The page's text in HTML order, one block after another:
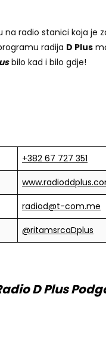
na radio stanici koja je
radija D Plus
bilo kad i bilo gdje!
+382 67 727 351
radiod@t-com.me
@ritamsrcaDplus
D Plus